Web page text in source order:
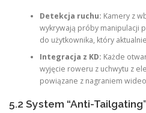
Detekcja ruchu: Kamery z
wykrywają próby manipulacji
do użytkownika, który
Integracja z KD: Każde
wyjęcie roweru z uchwytu z
powiązane z nagraniem
5.2 System “Anti-Tailgating”